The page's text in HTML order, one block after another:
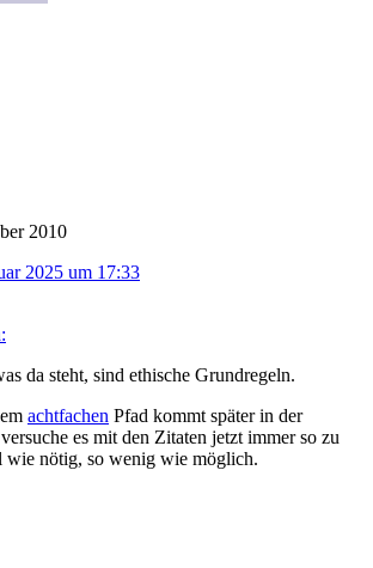
2010
2025 um 17:33
da steht, sind ethische Grundregeln.
achtfachen Pfad kommt später in der
es mit den Zitaten jetzt immer so zu
wie nötig, so wenig wie möglich.